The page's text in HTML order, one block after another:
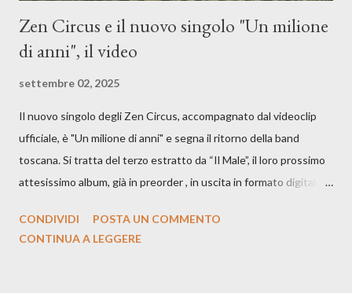
Zen Circus e il nuovo singolo "Un milione
di anni", il video
settembre 02, 2025
Il nuovo singolo degli Zen Circus, accompagnato dal videoclip
ufficiale, è "Un milione di anni" e segna il ritorno della band
toscana. Si tratta del terzo estratto da “Il Male”, il loro prossimo
attesissimo album, già in preorder , in uscita in formato digitale il
Records. GUARDA IL VIDEO: CREDITI Produced by A71
CONDIVIDI
POSTA UN COMMENTO
CONTINUA A LEGGERE